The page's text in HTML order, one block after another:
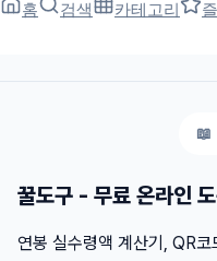
홈
검색 카테고리
꿀도구 - 무료 온라인
연봉 실수령액 계산기, QR